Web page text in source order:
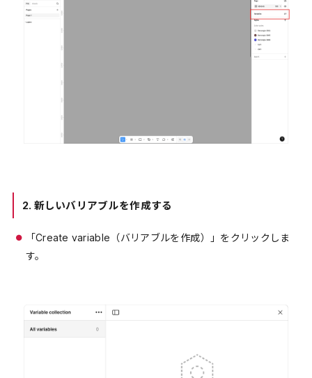
2. 新しいバリアブルを作成する
「Create variable（バリアブルを作成）」をクリックしま
す。